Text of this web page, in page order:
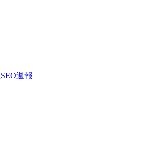
SEO週報